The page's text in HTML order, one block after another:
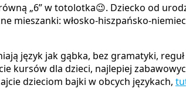
„6” w totolotka😉. Dziecko od
mieszanki: włosko-hiszpańsko-
język jak gąbka, bez gramatyki,
kursów dla dzieci, najlepiej
dzieciom bajki w obcych językach,